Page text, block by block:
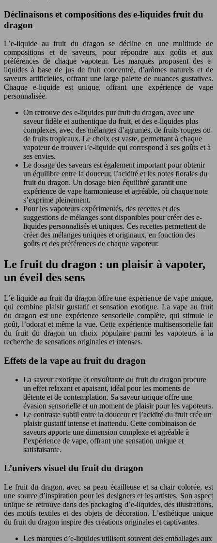
Déclinaisons et compositions des e-liquides fruit du
dragon
L’e-liquide au fruit du dragon se décline en une multitude de
compositions et de saveurs, pour répondre aux goûts et aux
préférences de chaque vapoteur. Les marques proposent des e-
liquides à base de jus de fruit concentré, d’arômes naturels et de
saveurs artificielles, offrant une large palette de nuances gustatives.
Chaque e-liquide est unique, offrant une expérience de vape
personnalisée.
On retrouve des e-liquides pur fruit du dragon, avec une
saveur fidèle et authentique du fruit, et des e-liquides plus
complexes, avec des mélanges d’agrumes, de fruits rouges ou
de fruits tropicaux. Le choix est vaste, permettant à chaque
vapoteur de trouver l’e-liquide qui correspond à ses goûts et à
ses envies.
Le dosage des saveurs est également important pour obtenir
un équilibre entre la douceur, l’acidité et les notes florales du
fruit du dragon. Un dosage bien équilibré garantit une
expérience de vape harmonieuse et agréable, où chaque note
s’exprime pleinement.
Pour les vapoteurs expérimentés, des recettes et des
suggestions de mélanges sont disponibles pour créer des e-
liquides personnalisés et uniques. Ces recettes permettent de
créer des mélanges uniques et originaux, en fonction des
goûts et des préférences de chaque vapoteur.
Le fruit du dragon : un plaisir à vapoter,
un éveil des sens
L’e-liquide au fruit du dragon offre une expérience de vape unique,
qui combine plaisir gustatif et sensation exotique. La vape au fruit
du dragon est une expérience sensorielle complète, qui stimule le
goût, l’odorat et même la vue. Cette expérience multisensorielle fait
du fruit du dragon un choix populaire parmi les vapoteurs à la
recherche de sensations originales et intenses.
Effets de la vape au fruit du dragon
La saveur exotique et envoûtante du fruit du dragon procure
un effet relaxant et apaisant, idéal pour les moments de
détente et de contemplation. Sa saveur unique offre une
évasion sensorielle et un moment de plaisir pour les vapoteurs.
Le contraste subtil entre la douceur et l’acidité du fruit crée un
plaisir gustatif intense et inattendu. Cette combinaison de
saveurs apporte une dimension complexe et agréable à
l’expérience de vape, offrant une sensation unique et
satisfaisante.
L’univers visuel du fruit du dragon
Le fruit du dragon, avec sa peau écailleuse et sa chair colorée, est
une source d’inspiration pour les designers et les artistes. Son aspect
unique se retrouve dans des packaging d’e-liquides, des illustrations,
des motifs textiles et des objets de décoration. L’esthétique unique
du fruit du dragon inspire des créations originales et captivantes.
Les marques d’e-liquides utilisent souvent des emballages aux